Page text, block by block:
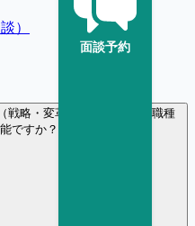
面談予約
）
戦略・変革） に異業種・異職種
ですか？